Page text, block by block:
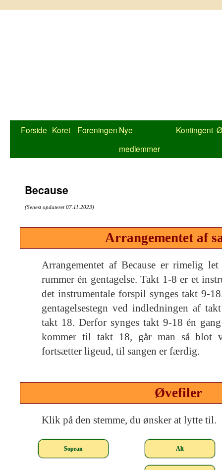
Forside Koret Foreningen Nye
medlemmer
Kontingent
Because
(Senest opdateret 07.11.2023)
Arrangementet af
Arrangementet af Because er rimelig
rummer én gentagelse. Takt 1-8 er et
det instrumentale forspil synges takt 9-
gentagelsestegn ved indledningen af
takt 18. Derfor synges takt 9-18 én
kommer til takt 18, går man så blot
fortsætter ligeud, til sangen er færdig.
Øvefiler
Klik på den stemme, du ønsker at lytte til.
Sopran Alt